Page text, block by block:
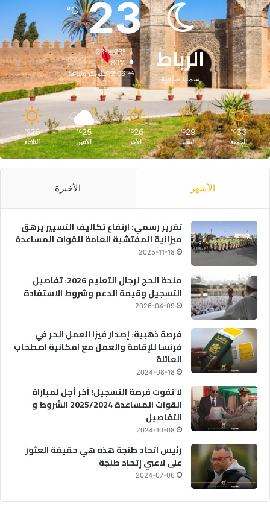
الرباط
سماء صافية
23
℃
33º - 23º
80%
2.06 كيلومتر/ساعة
33
℃
الجمعة
29
℃
السبت
26
℃
الأحد
25
℃
الأثنين
26
℃
الثلاثاء
الأشهر الأخيرة
تقرير رسمي: ارتفاع تكاليف التسيير يرهق
ميزانية المفتشية العامة للقوات المساعدة
2025-11-18
منحة الحج لرجال التعليم 2026: تفاصيل
التسجيل وقيمة الدعم وشروط الاستفادة
2026-04-09
فرصة ذهبية: إصدار فيزا العمل الحر في
فرنسا للإقامة والعمل مع امكانية اصطحاب
العائلة
2024-08-18
لا تفوت فرصة التسجيل! آخر أجل لمباراة
القوات المساعدة 2025/2024 الشروط و
التفاصيل
2024-10-08
رئيس اتحاد طنجة هذه هي حقيقة العثور
على لاعبي إتحاد طنجة
2024-07-06